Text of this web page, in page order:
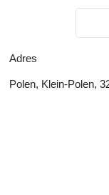
Adres
Polen, Klein-Polen,